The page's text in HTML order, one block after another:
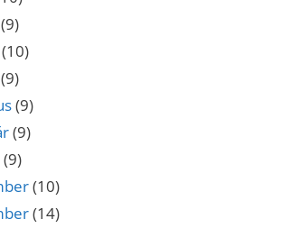
(9)
(10)
(9)
(9)
(9)
(9)
(10)
(14)